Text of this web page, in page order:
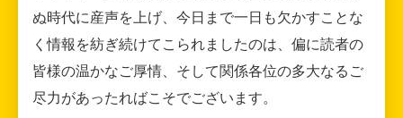
ぬ時代に産声を上げ、今日まで一日も欠かすことな
く情報を紡ぎ続けてこられましたのは、偏に読者の
皆様の温かなご厚情、そして関係各位の多大なるご
尽力があったればこそでございます。